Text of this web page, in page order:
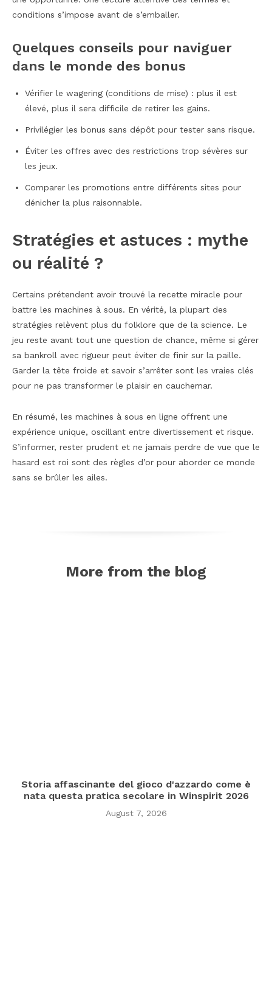
conditions s’impose avant de s’emballer.
Quelques conseils pour naviguer
dans le monde des bonus
Vérifier le wagering (conditions de mise) : plus il est
élevé, plus il sera difficile de retirer les gains.
Privilégier les bonus sans dépôt pour tester sans risque.
Éviter les offres avec des restrictions trop sévères sur
les jeux.
Comparer les promotions entre différents sites pour
dénicher la plus raisonnable.
Stratégies et astuces : mythe
ou réalité ?
Certains prétendent avoir trouvé la recette miracle pour
battre les machines à sous. En vérité, la plupart des
stratégies relèvent plus du folklore que de la science. Le
jeu reste avant tout une question de chance, même si gérer
sa bankroll avec rigueur peut éviter de finir sur la paille.
Garder la tête froide et savoir s’arrêter sont les vraies clés
pour ne pas transformer le plaisir en cauchemar.
En résumé, les machines à sous en ligne offrent une
expérience unique, oscillant entre divertissement et risque.
S’informer, rester prudent et ne jamais perdre de vue que le
hasard est roi sont des règles d’or pour aborder ce monde
sans se brûler les ailes.
More from the blog
Storia affascinante del gioco d'azzardo come è
nata questa pratica secolare in Winspirit 2026
August 7, 2026